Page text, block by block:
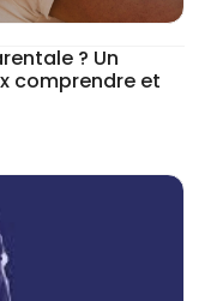
? Un
comprendre et